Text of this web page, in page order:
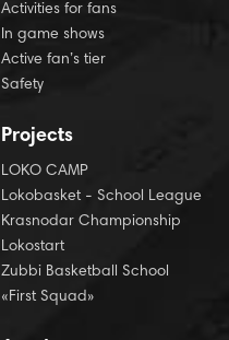
Activities for fans
In game shows
Active fan’s tier
Safety
Projects
LOKO CAMP
Lokobasket - School League
Krasnodar Championship
Lokostart
Zubbi Basketball School
«First Squad»